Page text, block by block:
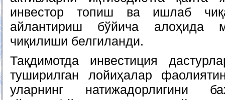
инвестор топиш ва ишлаб
айлантириш бўйича алоҳида
чиқилиши белгиланди.
Тақдимотда инвестиция
туширилган лойиҳалар
уларнинг натижадорлигини